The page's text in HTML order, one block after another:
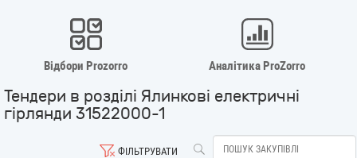
Відбори Prozorro Аналітика ProZorro
Тендери в розділі Ялинкові електричні
гірлянди 31522000-1
ФІЛЬТРУВАТИ